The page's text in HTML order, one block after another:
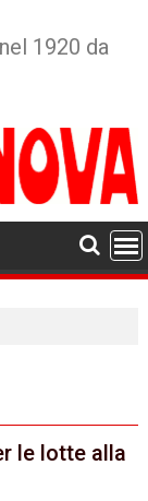
1920 da
le lotte alla